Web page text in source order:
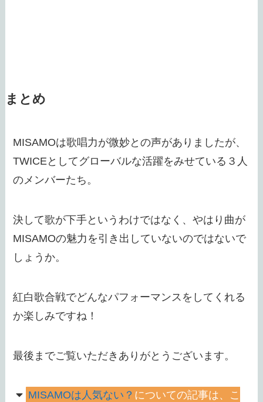
まとめ
MISAMOは歌唱力が微妙との声がありましたが、
TWICEとしてグローバルな活躍をみせている３人
のメンバーたち。
決して歌が下手というわけではなく、やはり曲が
MISAMOの魅力を引き出していないのではないで
しょうか。
紅白歌合戦でどんなパフォーマンスをしてくれる
か楽しみですね！
最後までご覧いただきありがとうございます。
MISAMOは人気ない？ についての記事は、こ